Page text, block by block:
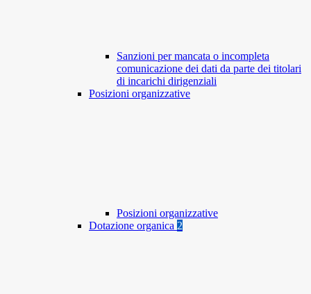
Sanzioni per mancata o incompleta
comunicazione dei dati da parte dei titolari
di incarichi dirigenziali
Posizioni organizzative
Posizioni organizzative
Dotazione organica 2